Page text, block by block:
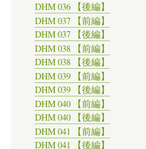
DHM 036 【後編】
DHM 037 【前編】
DHM 037 【後編】
DHM 038 【前編】
DHM 038 【後編】
DHM 039 【前編】
DHM 039 【後編】
DHM 040 【前編】
DHM 040 【後編】
DHM 041 【前編】
DHM 041 【後編】